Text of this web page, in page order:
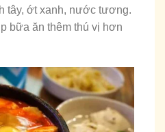
tây, ớt xanh, nước tương.
bữa ăn thêm thú vị hơn